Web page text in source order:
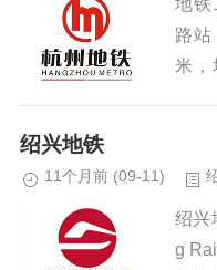
地铁
路站
米，
绍兴地铁
11个月前 (09-11)
绍兴
g